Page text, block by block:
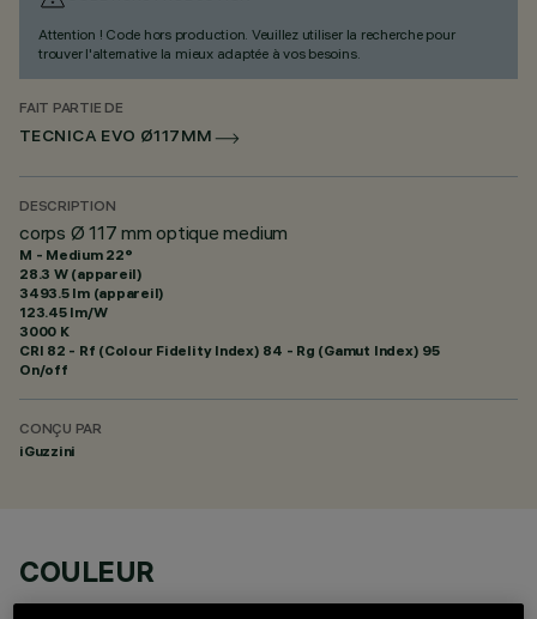
Attention ! Code hors production. Veuillez utiliser la recherche pour
trouver l'alternative la mieux adaptée à vos besoins.
FAIT PARTIE DE
TECNICA EVO Ø117MM
DESCRIPTION
corps Ø 117 mm optique medium
M - Medium 22°
28.3 W (appareil)
3493.5 lm (appareil)
123.45 lm/W
3000 K
CRI 82 - Rf (Colour Fidelity Index) 84 - Rg (Gamut Index) 95
On/off
CONÇU PAR
iGuzzini
COULEUR